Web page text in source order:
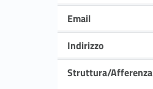
Email
Indirizzo
Struttura/Afferenza